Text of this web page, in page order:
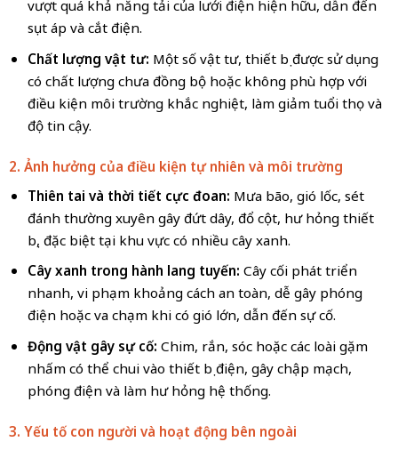
vượt quá khả năng tải của lưới điện hiện hữu, dẫn đến
sụt áp và cắt điện.
Chất lượng vật tư: Một số vật tư, thiết bị được sử dụng
có chất lượng chưa đồng bộ hoặc không phù hợp với
điều kiện môi trường khắc nghiệt, làm giảm tuổi thọ và
độ tin cậy.
2. Ảnh hưởng của điều kiện tự nhiên và môi trường
Thiên tai và thời tiết cực đoan: Mưa bão, gió lốc, sét
đánh thường xuyên gây đứt dây, đổ cột, hư hỏng thiết
bị, đặc biệt tại khu vực có nhiều cây xanh.
Cây xanh trong hành lang tuyến: Cây cối phát triển
nhanh, vi phạm khoảng cách an toàn, dễ gây phóng
điện hoặc va chạm khi có gió lớn, dẫn đến sự cố.
Động vật gây sự cố: Chim, rắn, sóc hoặc các loài gặm
nhấm có thể chui vào thiết bị điện, gây chập mạch,
phóng điện và làm hư hỏng hệ thống.
3. Yếu tố con người và hoạt động bên ngoài